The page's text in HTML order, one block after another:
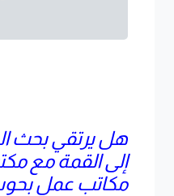
هل يرتقي بحث
إلى القمة مع
مكاتب عمل